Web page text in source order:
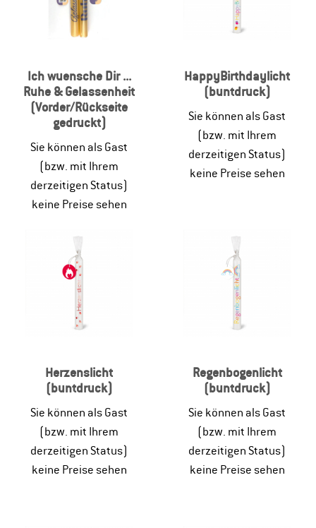
Ich wuensche Dir ...
Ruhe & Gelassenheit
(Vorder/Rückseite
gedruckt)
Sie können als Gast
(bzw. mit Ihrem
derzeitigen Status)
keine Preise sehen
HappyBirthdaylicht
(buntdruck)
Sie können als Gast
(bzw. mit Ihrem
derzeitigen Status)
keine Preise sehen
Herzenslicht
(buntdruck)
Sie können als Gast
(bzw. mit Ihrem
derzeitigen Status)
keine Preise sehen
Regenbogenlicht
(buntdruck)
Sie können als Gast
(bzw. mit Ihrem
derzeitigen Status)
keine Preise sehen